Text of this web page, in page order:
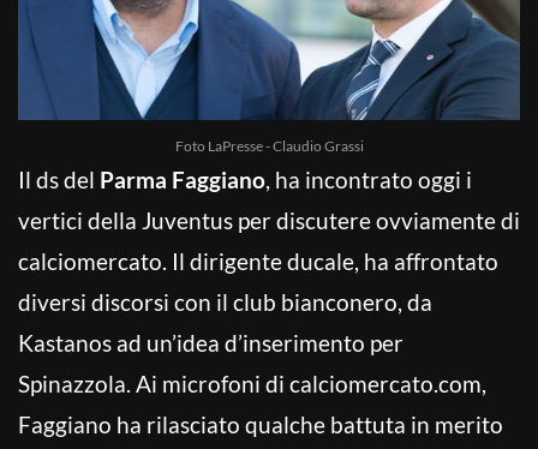
Foto LaPresse - Claudio Grassi
Il ds del Parma Faggiano, ha incontrato oggi i
vertici della Juventus per discutere ovviamente di
calciomercato. Il dirigente ducale, ha affrontato
diversi discorsi con il club bianconero, da
Kastanos ad un’idea d’inserimento per
Spinazzola. Ai microfoni di calciomercato.com,
Faggiano ha rilasciato qualche battuta in merito